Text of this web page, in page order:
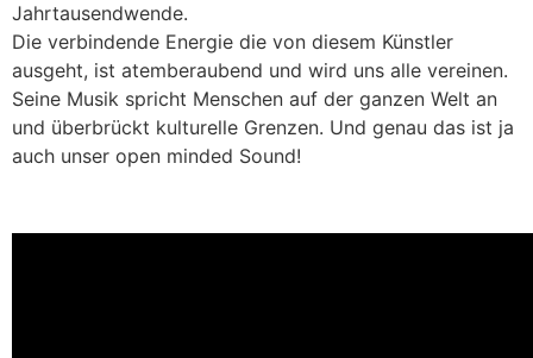
Jahrtausendwende.
Die verbindende Energie die von diesem Künstler
ausgeht, ist atemberaubend und wird uns alle vereinen.
Seine Musik spricht Menschen auf der ganzen Welt an
und überbrückt kulturelle Grenzen. Und genau das ist ja
auch unser open minded Sound!